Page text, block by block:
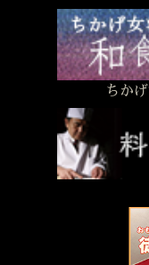
ちか